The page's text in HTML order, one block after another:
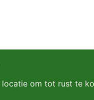
om tot rust te